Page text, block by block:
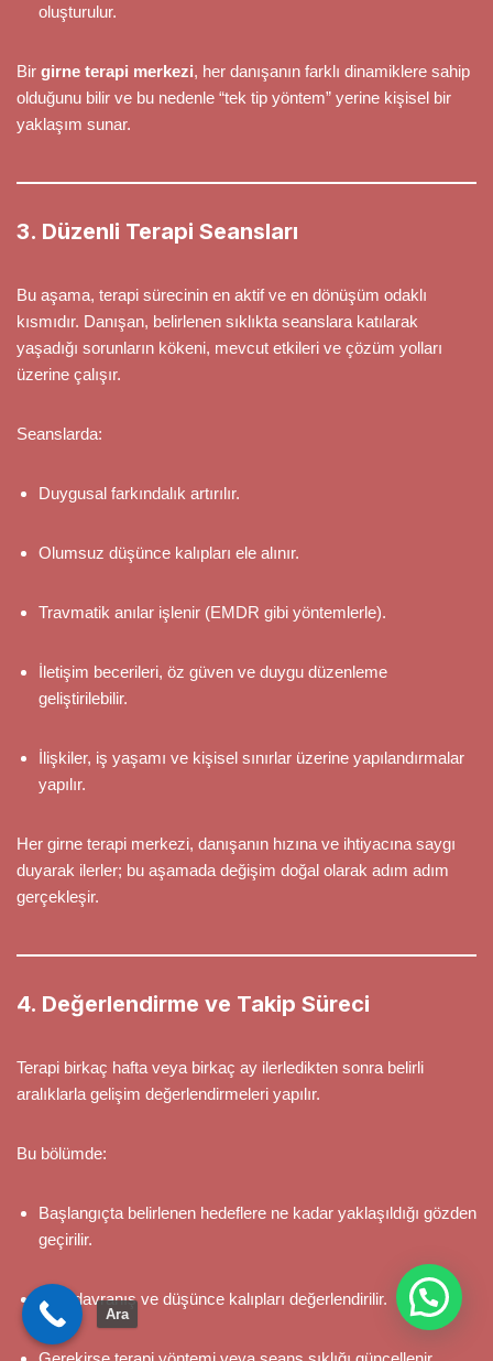
oluşturulur.
Bir girne terapi merkezi, her danışanın farklı dinamiklere sahip
olduğunu bilir ve bu nedenle “tek tip yöntem” yerine kişisel bir
yaklaşım sunar.
3. Düzenli Terapi Seansları
Bu aşama, terapi sürecinin en aktif ve en dönüşüm odaklı
kısmıdır. Danışan, belirlenen sıklıkta seanslara katılarak
yaşadığı sorunların kökeni, mevcut etkileri ve çözüm yolları
üzerine çalışır.
Seanslarda:
Duygusal farkındalık artırılır.
Olumsuz düşünce kalıpları ele alınır.
Travmatik anılar işlenir (EMDR gibi yöntemlerle).
İletişim becerileri, öz güven ve duygu düzenleme
geliştirilebilir.
İlişkiler, iş yaşamı ve kişisel sınırlar üzerine yapılandırmalar
yapılır.
Her girne terapi merkezi, danışanın hızına ve ihtiyacına saygı
duyarak ilerler; bu aşamada değişim doğal olarak adım adım
gerçekleşir.
4. Değerlendirme ve Takip Süreci
Terapi birkaç hafta veya birkaç ay ilerledikten sonra belirli
aralıklarla gelişim değerlendirmeleri yapılır.
Bu bölümde:
Başlangıçta belirlenen hedeflere ne kadar yaklaşıldığı gözden
geçirilir.
Yeni davranış ve düşünce kalıpları değerlendirilir.
Ara